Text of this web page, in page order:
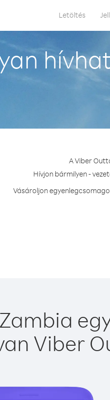
Letöltés
A Viber
Hívjon bármilyen -
Vásároljon
Zambia
Viber